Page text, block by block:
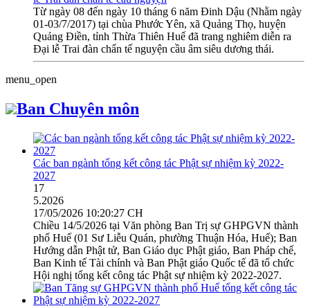
Từ ngày 08 đến ngày 10 tháng 6 năm Đinh Dậu (Nhằm ngày
01-03/7/2017) tại chùa Phước Yên, xã Quảng Thọ, huyện
Quảng Điền, tỉnh Thừa Thiên Huế đã trang nghiêm diễn ra
Đại lễ Trai đàn chẩn tế nguyện cầu âm siêu dương thái.
menu_open
Ban Chuyên môn
Các ban ngành tổng kết công tác Phật sự nhiệm kỳ 2022-
2027
17
5.2026
17/05/2026 10:20:27 CH
Chiều 14/5/2026 tại Văn phòng Ban Trị sự GHPGVN thành
phố Huế (01 Sư Liễu Quán, phường Thuận Hóa, Huế); Ban
Hướng dẫn Phật tử, Ban Giáo dục Phật giáo, Ban Pháp chế,
Ban Kinh tế Tài chính và Ban Phật giáo Quốc tế đã tổ chức
Hội nghị tổng kết công tác Phật sự nhiệm kỳ 2022-2027.